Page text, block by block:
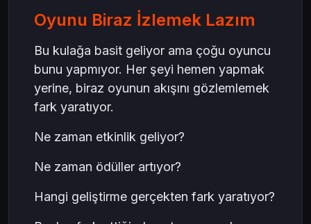
Oyunu Biraz İzlemek Lazım
Bu kulağa basit geliyor ama çoğu oyuncu
bunu yapmıyor. Her şeyi hemen yapmak
yerine, biraz oyunun akışını gözlemlemek
fark yaratıyor.
Ne zaman etkinlik geliyor?
Ne zaman ödüller artıyor?
Hangi geliştirme gerçekten fark yaratıyor?